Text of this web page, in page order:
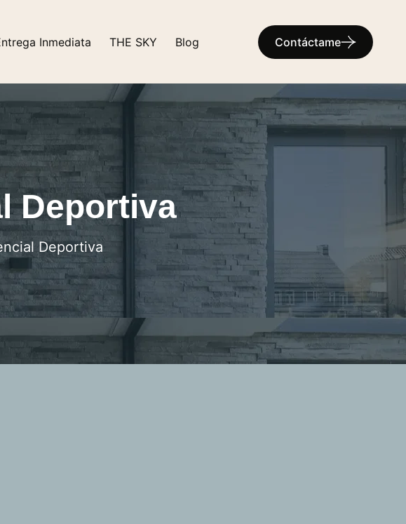
Inmediata THE SKY Blog Contáctame
Deportiva
Deportiva